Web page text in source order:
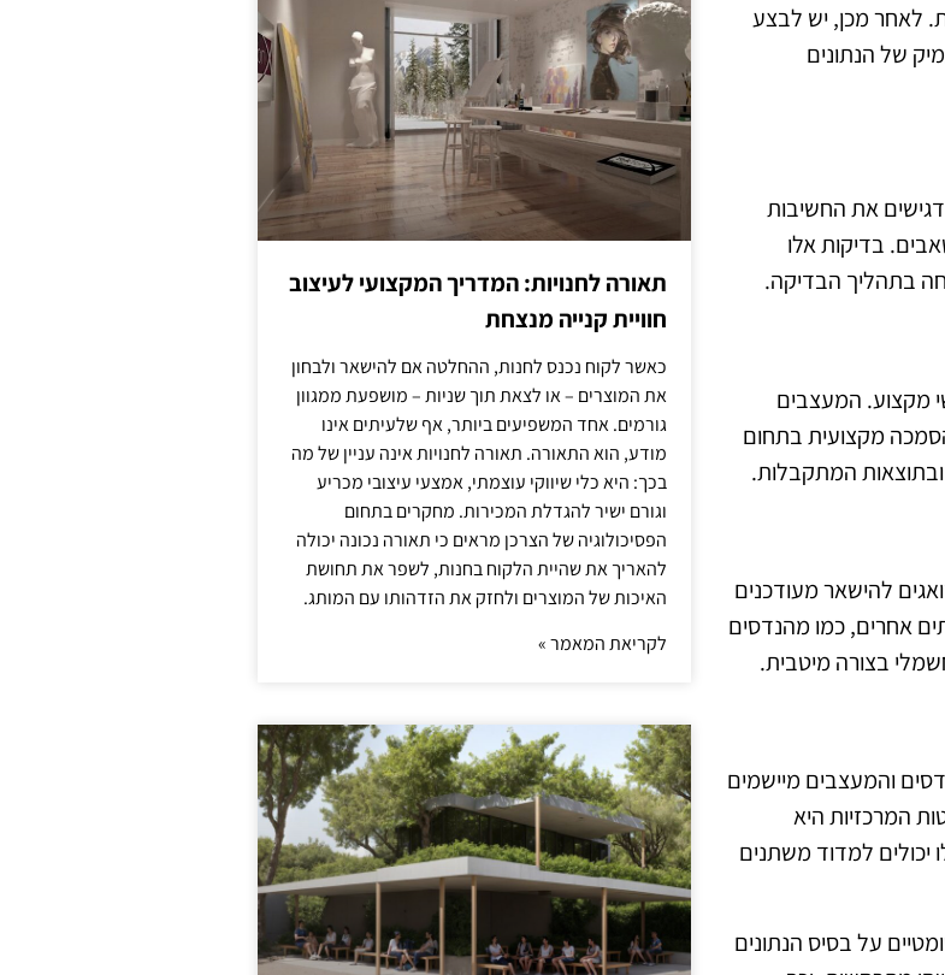
לאחר מכן, יש לבצע
של הנתונים
את החשיבות
בדיקות אלו
בתהליך הבדיקה.
מקצוע. המעצבים
מקצועית בתחום
המתקבלות.
להישאר מעודכנים
אחרים, כמו מהנדסים
בצורה מיטבית.
והמעצבים מיישמים
המרכזיות היא
למדוד משתנים
על בסיס הנתונים
תאורה לחנויות: המדריך המקצועי לעיצוב
חוויית קנייה מנצחת
כאשר לקוח נכנס לחנות, ההחלטה אם להישאר ולבחון
את המוצרים – או לצאת תוך שניות – מושפעת ממגוון
גורמים. אחד המשפיעים ביותר, אף שלעיתים אינו
מודע, הוא התאורה. תאורה לחנויות אינה עניין של מה
בכך: היא כלי שיווקי עוצמתי, אמצעי עיצובי מכריע
וגורם ישיר להגדלת המכירות. מחקרים בתחום
הפסיכולוגיה של הצרכן מראים כי תאורה נכונה יכולה
להאריך את שהיית הלקוח בחנות, לשפר את תחושת
האיכות של המוצרים ולחזק את הזדהותו עם המותג.
לקריאת המאמר »